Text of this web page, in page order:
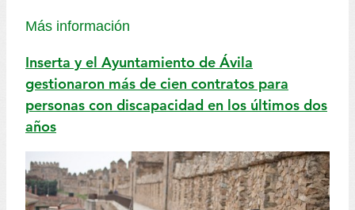
Más información
Inserta y el Ayuntamiento de Ávila
gestionaron más de cien contratos para
personas con discapacidad en los últimos dos
años